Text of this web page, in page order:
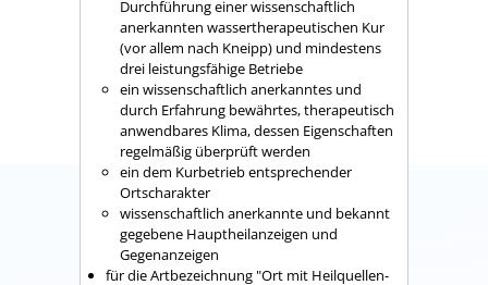
Durchführung einer wissenschaftlich
anerkannten wassertherapeutischen Kur
(vor allem nach Kneipp) und mindestens
drei leistungsfähige Betriebe
ein wissenschaftlich anerkanntes und
durch Erfahrung bewährtes, therapeutisch
anwendbares Klima, dessen Eigenschaften
regelmäßig überprüft werden
ein dem Kurbetrieb entsprechender
Ortscharakter
wissenschaftlich anerkannte und bekannt
gegebene Hauptheilanzeigen und
Gegenanzeigen
für die Artbezeichnung "Ort mit Heilquellen-